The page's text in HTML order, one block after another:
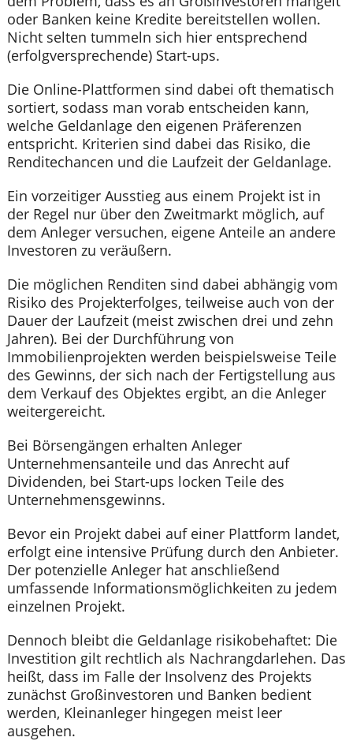
oder Banken keine Kredite bereitstellen wollen.
Nicht selten tummeln sich hier entsprechend
(erfolgversprechende) Start-ups.
Die Online-Plattformen sind dabei oft thematisch
sortiert, sodass man vorab entscheiden kann,
welche Geldanlage den eigenen Präferenzen
entspricht. Kriterien sind dabei das Risiko, die
Renditechancen und die Laufzeit der Geldanlage.
Ein vorzeitiger Ausstieg aus einem Projekt ist in
der Regel nur über den Zweitmarkt möglich, auf
dem Anleger versuchen, eigene Anteile an andere
Investoren zu veräußern.
Die möglichen Renditen sind dabei abhängig vom
Risiko des Projekterfolges, teilweise auch von der
Dauer der Laufzeit (meist zwischen drei und zehn
Jahren). Bei der Durchführung von
Immobilienprojekten werden beispielsweise Teile
des Gewinns, der sich nach der Fertigstellung aus
dem Verkauf des Objektes ergibt, an die Anleger
weitergereicht.
Bei Börsengängen erhalten Anleger
Unternehmensanteile und das Anrecht auf
Dividenden, bei Start-ups locken Teile des
Unternehmensgewinns.
Bevor ein Projekt dabei auf einer Plattform landet,
erfolgt eine intensive Prüfung durch den Anbieter.
Der potenzielle Anleger hat anschließend
umfassende Informationsmöglichkeiten zu jedem
einzelnen Projekt.
Dennoch bleibt die Geldanlage risikobehaftet: Die
Investition gilt rechtlich als Nachrangdarlehen. Das
heißt, dass im Falle der Insolvenz des Projekts
zunächst Großinvestoren und Banken bedient
werden, Kleinanleger hingegen meist leer
ausgehen.